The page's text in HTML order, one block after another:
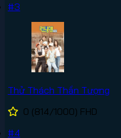
#3
Thử Thách Thần Tượng
0 (814/1000) FHD
#4